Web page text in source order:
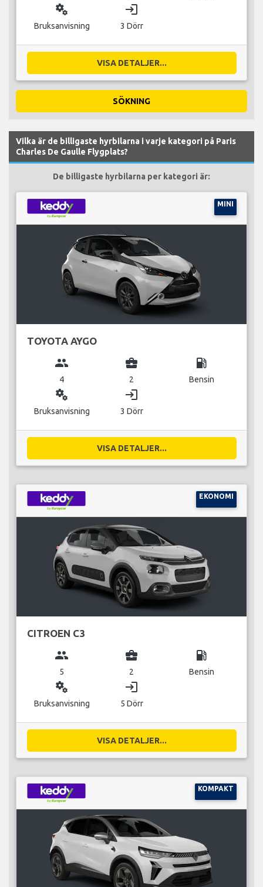
miscellaneous_services
Bruksanvisning
login
3 Dörr
VISA DETALJER...
SÖKNING
Vilka är de billigaste hyrbilarna i varje kategori på Paris
Charles De Gaulle Flygplats?
De billigaste hyrbilarna per kategori är:
MINI
TOYOTA AYGO
group
4
business_center
2
local_gas_station
Bensin
miscellaneous_services
Bruksanvisning
login
3 Dörr
VISA DETALJER...
EKONOMI
CITROEN C3
group
5
business_center
2
local_gas_station
Bensin
miscellaneous_services
Bruksanvisning
login
5 Dörr
VISA DETALJER...
KOMPAKT